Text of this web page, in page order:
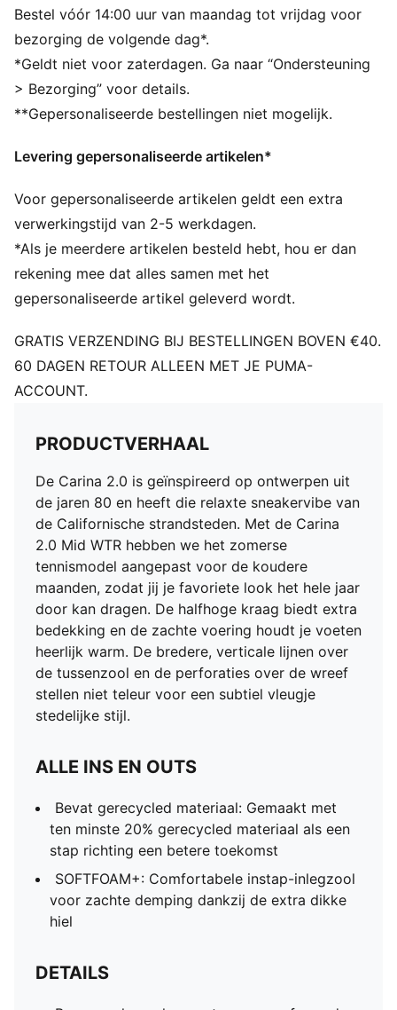
ALLE INS EN OUTS
Bevat gerecycled materiaal: Gemaakt met ten minste
20% gerecycled materiaal als een stap richting een
betere toekomst
SOFTFOAM+: Comfortabele instap-inlegzool voor
zachte demping dankzij de extra dikke hiel
Bovenwerk van leer met een geperforeerde wreef
Rubberen tussenzool met bredere verticale lijnen
Rubberen zool
PUMA Formstrip op de beide zijkanten
PUMA Cat-logo op de hiel
PUMA Cat-logo op de hiel
Bestel vóór 14:00 uur van maandag tot vrijdag voor
bezorging de volgende dag*.
*Geldt niet voor zaterdagen. Ga naar “Ondersteuning
> Bezorging” voor details.
**Gepersonaliseerde bestellingen niet mogelijk.
Levering gepersonaliseerde artikelen*
Voor gepersonaliseerde artikelen geldt een extra
verwerkingstijd van 2-5 werkdagen.
*Als je meerdere artikelen besteld hebt, hou er dan
rekening mee dat alles samen met het
gepersonaliseerde artikel geleverd wordt.
GRATIS VERZENDING BIJ BESTELLINGEN BOVEN €40.
60 DAGEN RETOUR ALLEEN MET JE PUMA-
ACCOUNT.
PRODUCTVERHAAL
De Carina 2.0 is geïnspireerd op ontwerpen uit
de jaren 80 en heeft die relaxte sneakervibe van
de Californische strandsteden. Met de Carina
2.0 Mid WTR hebben we het zomerse
tennismodel aangepast voor de koudere
maanden, zodat jij je favoriete look het hele jaar
door kan dragen. De halfhoge kraag biedt extra
bedekking en de zachte voering houdt je voeten
heerlijk warm. De bredere, verticale lijnen over
de tussenzool en de perforaties over de wreef
stellen niet teleur voor een subtiel vleugje
stedelijke stijl.
ALLE INS EN OUTS
Bevat gerecycled materiaal: Gemaakt met
ten minste 20% gerecycled materiaal als een
stap richting een betere toekomst
SOFTFOAM+: Comfortabele instap-inlegzool
voor zachte demping dankzij de extra dikke
hiel
DETAILS